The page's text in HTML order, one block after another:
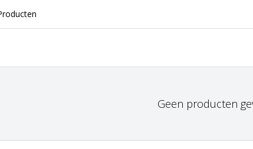
Geen producten